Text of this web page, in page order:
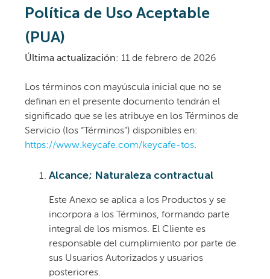
Política de Uso Aceptable
(PUA)
Última actualización: 11 de febrero de 2026
Los términos con mayúscula inicial que no se
definan en el presente documento tendrán el
significado que se les atribuye en los Términos de
Servicio (los “Términos”) disponibles en:
https://www.keycafe.com/keycafe-tos.
Alcance; Naturaleza contractual
Este Anexo se aplica a los Productos y se
incorpora a los Términos, formando parte
integral de los mismos. El Cliente es
responsable del cumplimiento por parte de
sus Usuarios Autorizados y usuarios
posteriores.